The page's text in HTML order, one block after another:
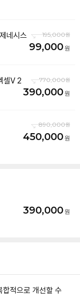
적으로 개선할 수
네시스
195,000
99,000
셀V 2
770,000
390,000
890,000
450,000
390,000